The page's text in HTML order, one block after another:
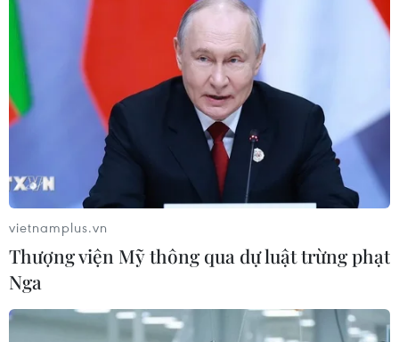
vietnamplus.vn
Thượng viện Mỹ thông qua dự luật trừng phạt
Nga